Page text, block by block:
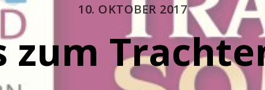
10. OKTOBER 2017
zum